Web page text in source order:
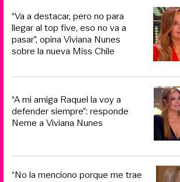
“Va a destacar, pero no para
llegar al top five, eso no va a
pasar”, opina Viviana Nunes
sobre la nueva Miss Chile
“A mi amiga Raquel la voy a
defender siempre”: responde
Neme a Viviana Nunes
“No la menciono porque me trae